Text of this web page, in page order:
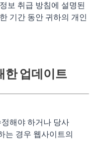
보 취급 방침에 설명된
기간 동안 귀하의 개인
한 업데이트
해야 하거나 당사
는 경우 웹사이트의